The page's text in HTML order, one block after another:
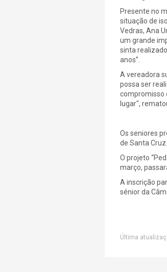
Presente no
situação de
Vedras, Ana
um grande
sinta
anos”.
A vereadora
possa ser
compromisso
lugar",
Os seniores
de Santa Cruz.
O projeto
março,
A inscrição
sénior da
Última